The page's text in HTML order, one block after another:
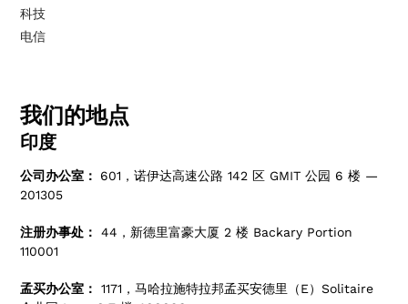
科技
电信
我们的地点
印度
公司办公室： 601，诺伊达高速公路 142 区 GMIT 公园 6 楼 —
201305
注册办事处：
44，新德里富豪大厦 2 楼 Backary Portion
110001
孟买办公室：
1171，马哈拉施特拉邦孟买安德里（E）Solitaire